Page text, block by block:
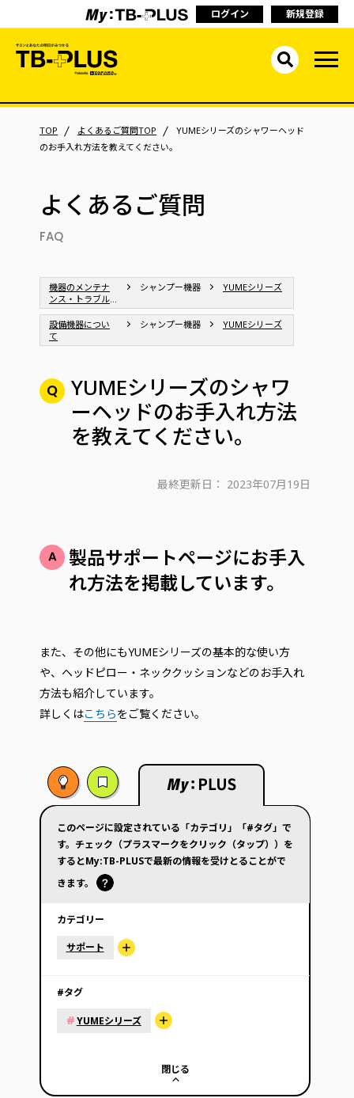
ログイン 新規登録
TOP よくあるご質問TOP
YUMEシリーズのシャワーヘッド
のお手入れ方法を教えてください。
よくあるご質問
FAQ
機器のメンテナ
ンス・トラブル
シューティング
シャンプー機器 YUMEシリーズ
設備機器につい
て
シャンプー機器 YUMEシリーズ
YUMEシリーズのシャワ
ーヘッドのお手入れ方法
を教えてください。
最終更新日： 2023年07月19日
製品サポートページにお手入
れ方法を掲載しています。
また、その他にもYUMEシリーズの基本的な使い方
や、ヘッドピロー・ネッククッションなどのお手入れ
方法も紹介しています。
詳しくはこちらをご覧ください。
このページに設定されている「カテゴリ」「#タグ」で
す。チェック（プラスマークをクリック（タップ））を
するとMy:TB-PLUSで最新の情報を受けとることがで
きます。
カテゴリー
サポート
#タグ
#YUMEシリーズ
閉じる